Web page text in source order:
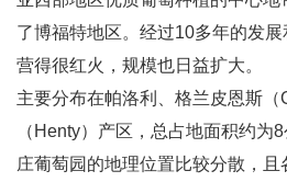
了博福特地区。经过10多年的发
营得很红火，规模也日益扩大。
主要分布在帕洛利、格兰皮恩斯（
（Henty）产区，总占地面积约为
庄葡萄园的地理位置比较分散，